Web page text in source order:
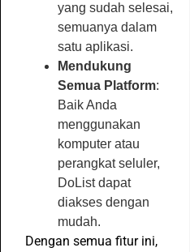
yang sudah selesai,
semuanya dalam
satu aplikasi.
Mendukung
Semua Platform:
Baik Anda
menggunakan
komputer atau
perangkat seluler,
DoList dapat
diakses dengan
mudah.
Dengan semua fitur ini,